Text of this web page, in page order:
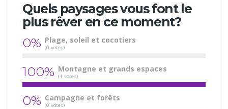
Quels paysages vous font le
plus rêver en ce moment?
0% Plage, soleil et cocotiers
(0 votes)
100% Montagne et grands espaces
(1 votes)
0% Campagne et forêts
(0 votes)